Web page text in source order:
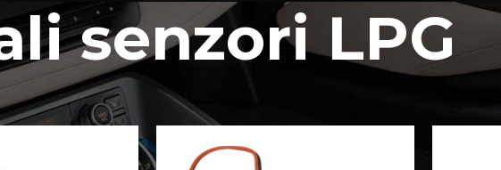
senzori LPG
Ostali senzori LPG